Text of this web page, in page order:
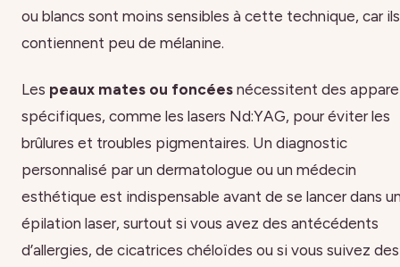
ou blancs sont moins sensibles à cette technique, car ils
contiennent peu de mélanine.
Les peaux mates ou foncées nécessitent des
spécifiques, comme les lasers Nd:YAG, pour éviter les
brûlures et troubles pigmentaires. Un diagnostic
personnalisé par un dermatologue ou un médecin
esthétique est indispensable avant de se lancer dans
épilation laser, surtout si vous avez des antécédents
d’allergies, de cicatrices chéloïdes ou si vous suivez des